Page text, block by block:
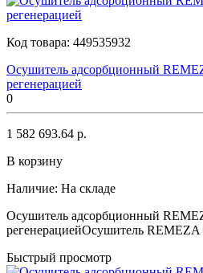
Код товара: 449535932
Осушитель адсорбционный
регенерацией
0
1 582 693.64 р.
В корзину
Наличие: На складе
Осушитель адсорбционный
регенерациейОсушитель REMEZA
Быстрый просмотр